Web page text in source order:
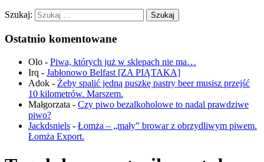
Szukaj:
Ostatnio komentowane
Olo - Piwa, których już w sklepach nie ma…
Irq - Jabłonowo Belfast [ZA PIĄTAKA]
Adok - Żeby spalić jedną puszkę pastry beer musisz przejść
10 kilometrów. Marszem.
Małgorzata - Czy piwo bezalkoholowe to nadal prawdziwe
piwo?
Jackdsniels - Łomża – „mały” browar z obrzydliwym piwem.
Łomża Export.